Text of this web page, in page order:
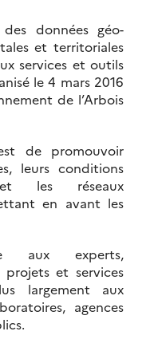
données géo-
et territoriales
services et outils
le 4 mars 2016
de l’Arbois
de promouvoir
leurs conditions
les réseaux
en avant les
aux experts,
et services
largement aux
agences